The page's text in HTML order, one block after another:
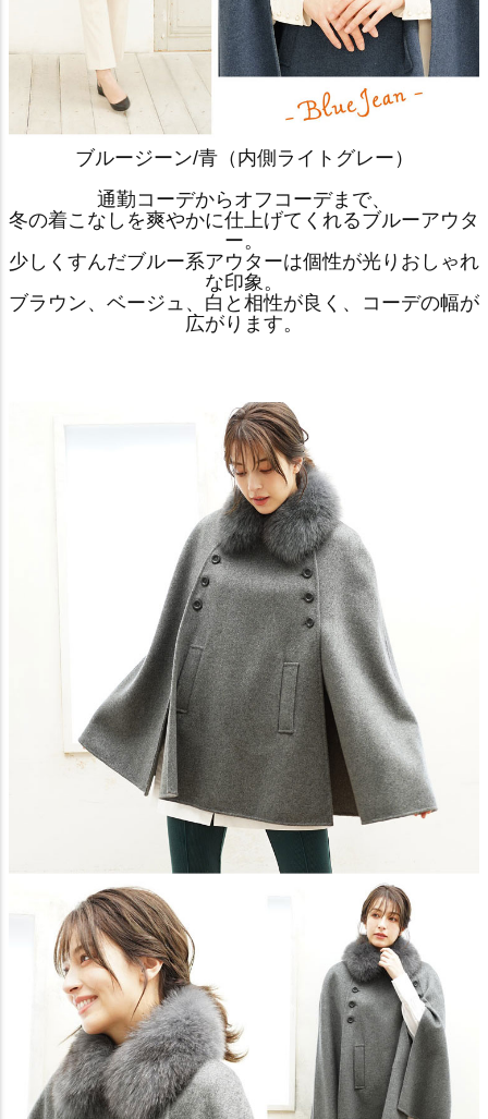
ブルージーン/青（内側ライトグレー）
通勤コーデからオフコーデまで、
冬の着こなしを爽やかに仕上げてくれるブルーアウタ
ー。
少しくすんだブルー系アウターは個性が光りおしゃれ
な印象。
ブラウン、ベージュ、白と相性が良く、コーデの幅が
広がります。